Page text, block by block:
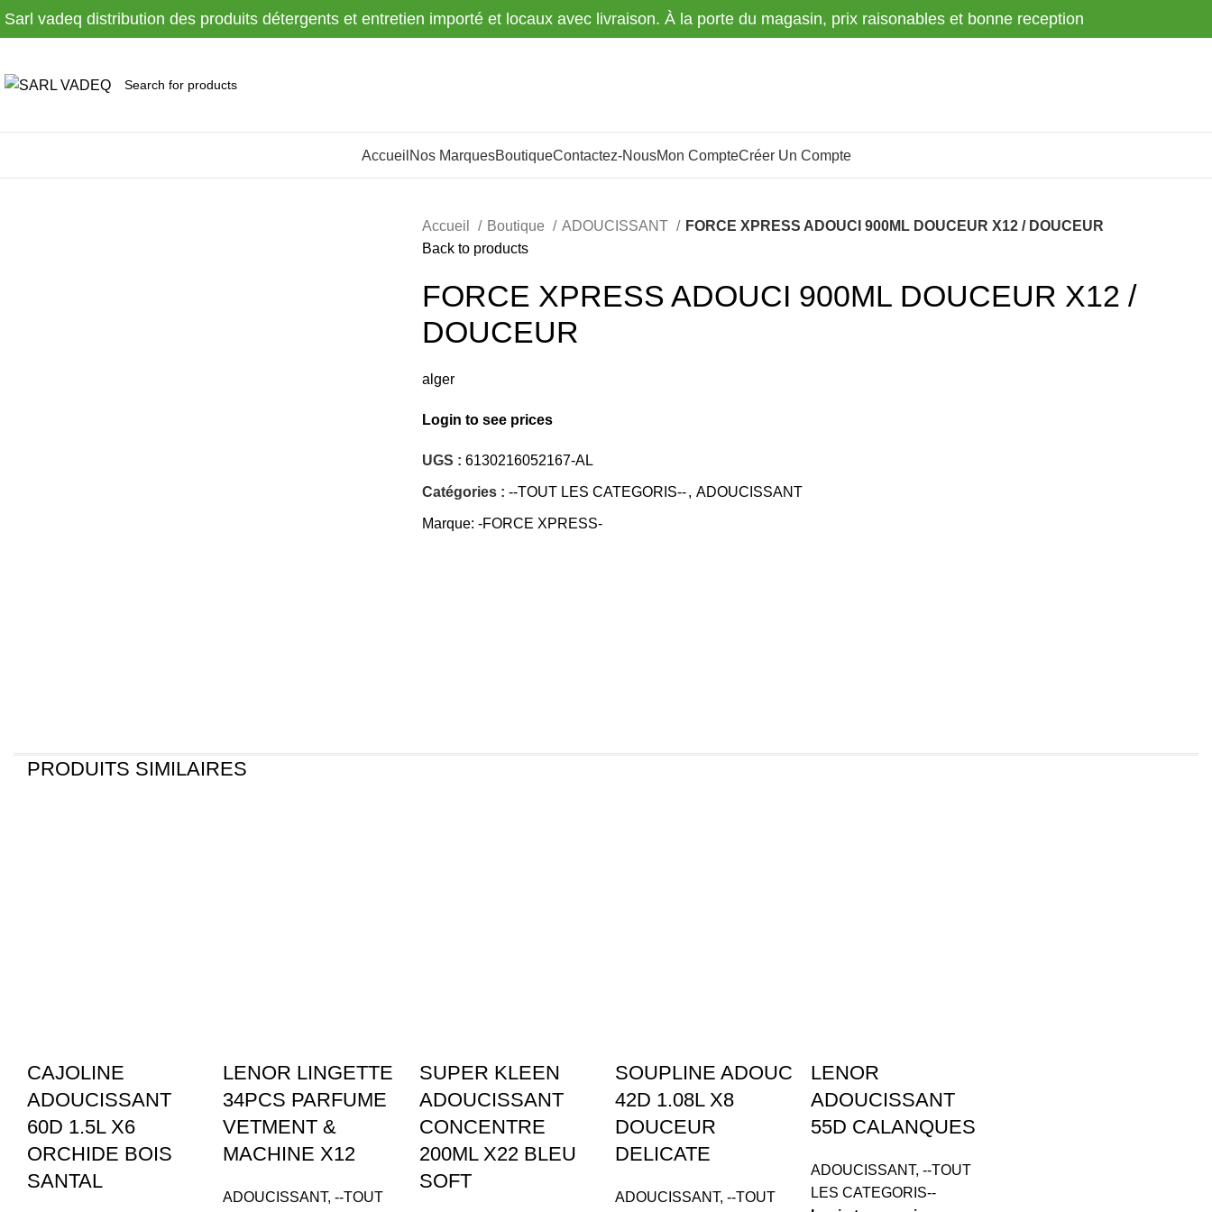
Sarl vadeq distribution des produits détergents et entretien importé et locaux avec livraison. À la porte du magasin, prix raisonables et bonne reception
Accueil Nos MarquesBoutiqueContactez-NousMon CompteCréer Un Compte
Accueil Boutique ADOUCISSANT
FORCE XPRESS ADOUCI 900ML DOUCEUR X12 / DOUCEUR
Back to products
FORCE XPRESS ADOUCI 900ML DOUCEUR X12 /
DOUCEUR
alger
Login to see prices
UGS : 6130216052167-AL
Catégories : --TOUT LES CATEGORIS--, ADOUCISSANT
Marque: -FORCE XPRESS-
PRODUITS SIMILAIRES
CAJOLINE
ADOUCISSANT
60D 1.5L X6
ORCHIDE BOIS
SANTAL
LENOR LINGETTE
34PCS PARFUME
VETMENT &
MACHINE X12
ADOUCISSANT,--TOUT
SUPER KLEEN
ADOUCISSANT
CONCENTRE
200ML X22 BLEU
SOFT
SOUPLINE ADOUC
42D 1.08L X8
DOUCEUR
DELICATE
ADOUCISSANT, --TOUT
LENOR
ADOUCISSANT
55D CALANQUES
ADOUCISSANT,--TOUT
LES CATEGORIS--